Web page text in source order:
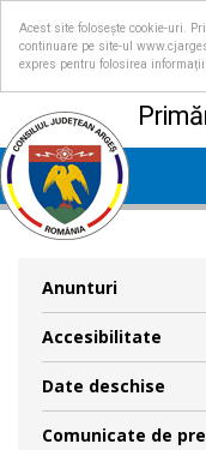
Acest site folosește cookie-uri.
continuare pe site-ul
expres pentru folosirea
Anunturi
Accesibilitate
Date deschise
Comunicate de